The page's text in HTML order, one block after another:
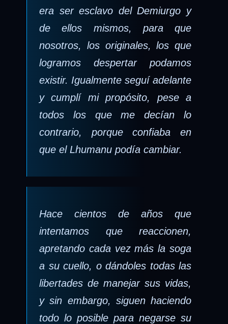
era ser esclavo del Demiurgo y
de ellos mismos, para que
nosotros, los originales, los que
logramos despertar podamos
existir. Igualmente seguí adelante
y cumplí mi propósito, pese a
todos los que me decían lo
contrario, porque confiaba en
que el Lhumanu podía cambiar.
Hace cientos de años que
intentamos que reaccionen,
apretando cada vez más la soga
a su cuello, o dándoles todas las
libertades de manejar sus vidas,
y sin embargo, siguen haciendo
todo lo posible para negarse su